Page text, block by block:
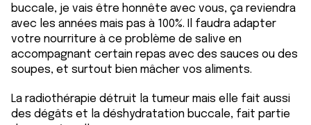
buccale, je vais être honnête avec vous, ça reviendra
avec les années mais pas à 100%. Il faudra adapter
votre nourriture à ce problème de salive en
accompagnant certain repas avec des sauces ou des
soupes, et surtout bien mâcher vos aliments.
La radiothérapie détruit la tumeur mais elle fait aussi
des dégâts et la déshydratation buccale, fait partie